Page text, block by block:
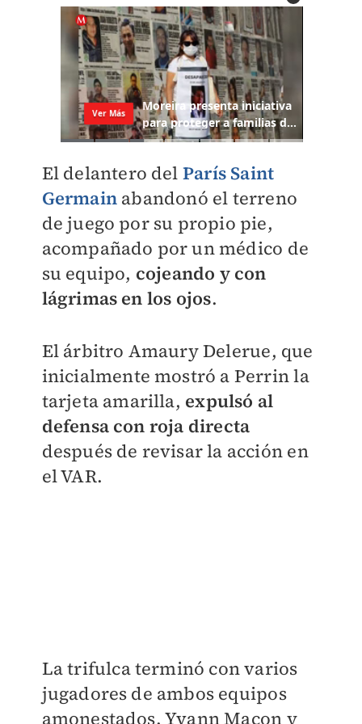
El delantero del París Saint
Germain abandonó el terreno
de juego por su propio pie,
acompañado por un médico de
su equipo, cojeando y con
lágrimas en los ojos.
El árbitro Amaury Delerue, que
inicialmente mostró a Perrin la
tarjeta amarilla, expulsó al
defensa con roja directa
después de revisar la acción en
el VAR.
La trifulca terminó con varios
jugadores de ambos equipos
amonestados. Yvann Macon y